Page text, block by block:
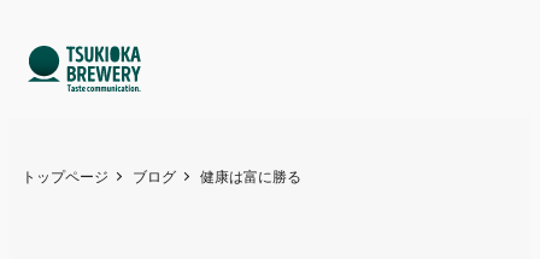
トップページ ブログ 健康は富に勝る